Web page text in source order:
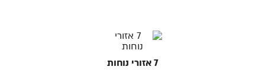
7 אזורי נוחות